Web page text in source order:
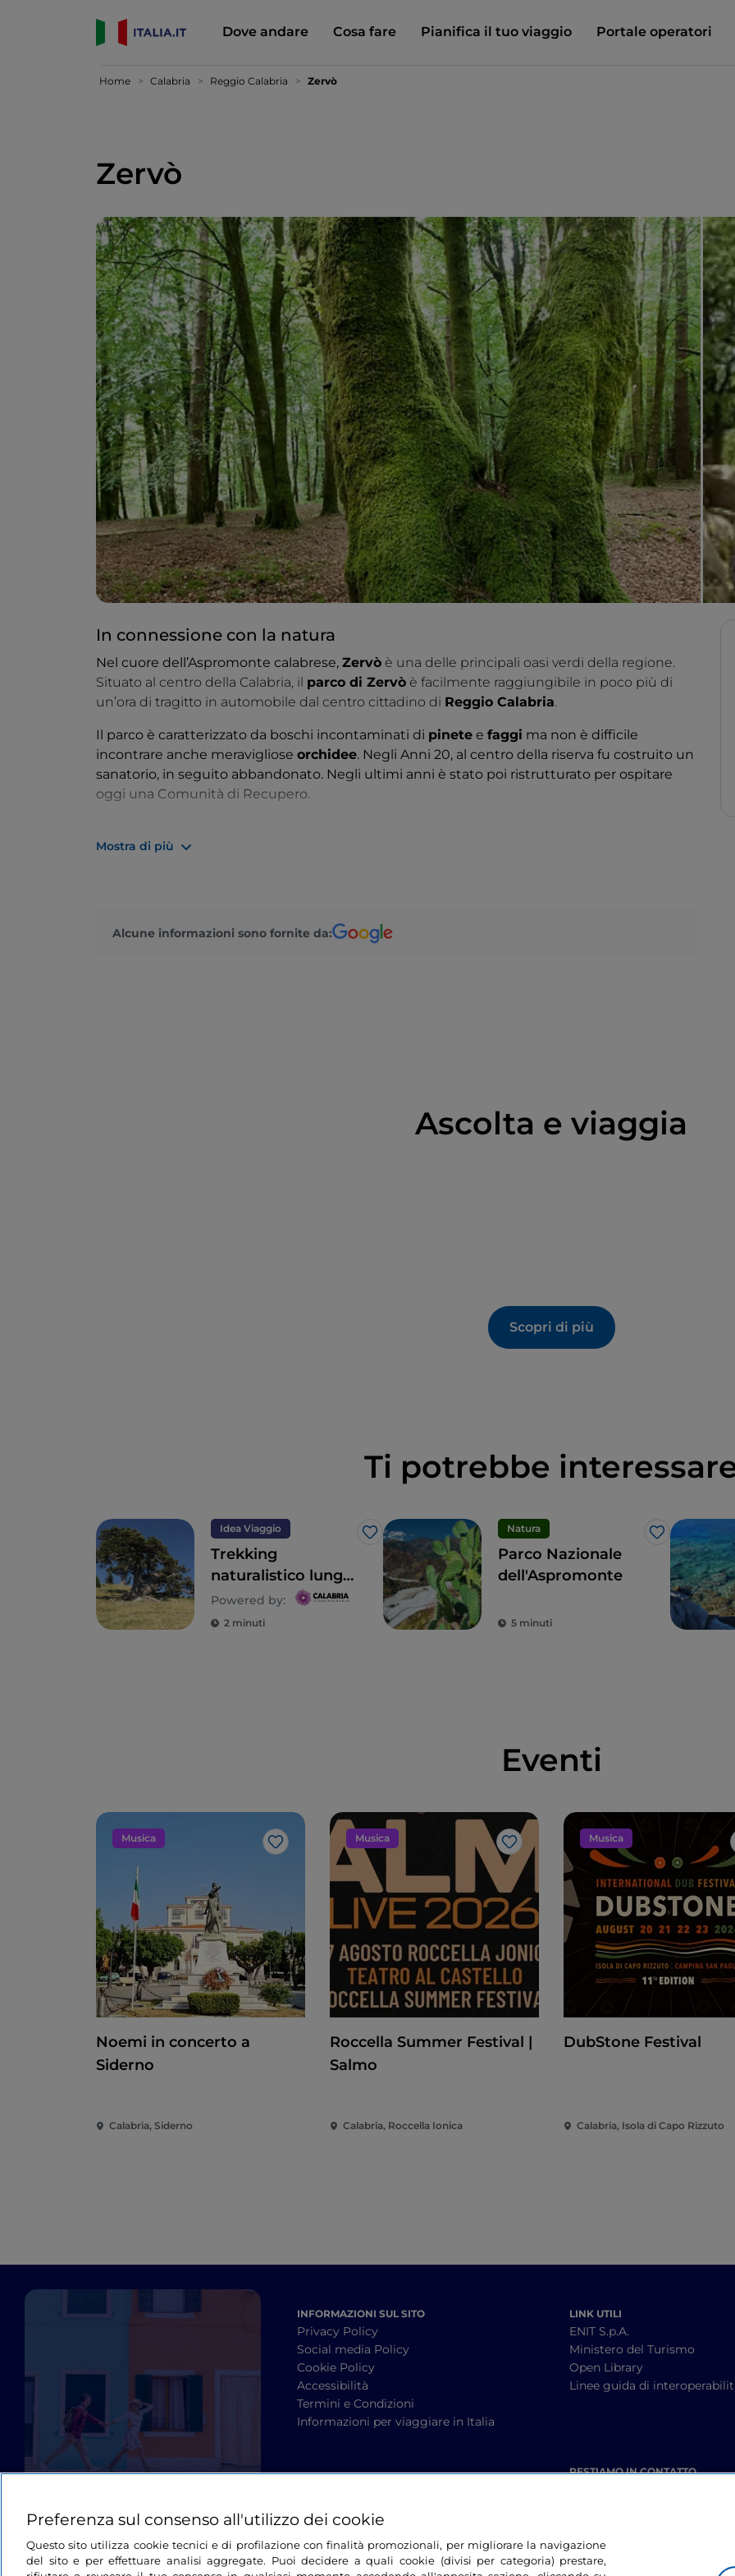
Dove andare Cosa fare Pianifica il tuo viaggio Portale operatori
Home Calabria Reggio Calabria Zervò
Zervò
In connessione con la natura
Nel cuore dell’Aspromonte calabrese, Zervò è una delle principali oasi verdi della regione.
Situato al centro della Calabria, il parco di Zervò è facilmente raggiungibile in poco più di
un’ora di tragitto in automobile dal centro cittadino di Reggio Calabria.
Il parco è caratterizzato da boschi incontaminati di pinete e faggi ma non è difficile
incontrare anche meravigliose orchidee. Negli Anni 20, al centro della riserva fu costruito un
sanatorio, in seguito abbandonato. Negli ultimi anni è stato poi ristrutturato per ospitare
oggi una Comunità di Recupero.
itinerari dove svolgere diverse attività tra sport, relax e natura. Qui, potrete infatti praticare
Mostra di più
Alcune informazioni sono fornite da:
Ascolta e viaggia
Scopri di più
Ti potrebbe
Idea Viaggio
Like
Trekking
naturalistico lungo
il Sentiero Calabria
Italia
Powered by:
2 minuti
Natura
Like
Parco Nazionale
dell'Aspromonte
5 minuti
Eventi
Musica
Like
Noemi in concerto a
Siderno
Calabria, Siderno
Musica
Like
Roccella Summer Festival |
Salmo
Calabria, Roccella Ionica
Musica
DubStone Festival
Calabria, Isola di Capo Rizzuto
INFORMAZIONI SUL SITO
Privacy Policy
Social media Policy
Cookie Policy
Accessibilità
Termini e Condizioni
Informazioni per viaggiare in Italia
LINK UTILI
ENIT S.p.A.
Ministero del Turismo
Open Library
Linee guida di
RESTIAMO IN CONTATTO
Preferenza sul consenso all'utilizzo dei cookie
Questo sito utilizza cookie tecnici e di profilazione con finalità promozionali, per migliorare la navigazione
del sito e per effettuare analisi aggregate. Puoi decidere a quali cookie (divisi per categoria) prestare,